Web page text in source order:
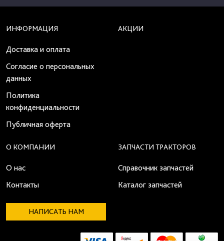
ИНФОРМАЦИЯ
Доставка и оплата
Согласие о персональных
данных
Политика
конфиденциальности
Публичная оферта
АКЦИИ
О КОМПАНИИ
О нас
Контакты
ЗАПЧАСТИ ТРАКТОРОВ
Справочник запчастей
Каталог запчастей
НАПИСАТЬ НАМ